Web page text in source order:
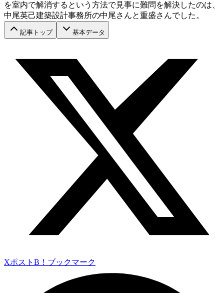
を室内で解消するという方法で見事に難問を解決したのは、
中尾英己建築設計事務所の中尾さんと重盛さんでした。
記事トップ 基本データ
Xポスト B！ブックマーク